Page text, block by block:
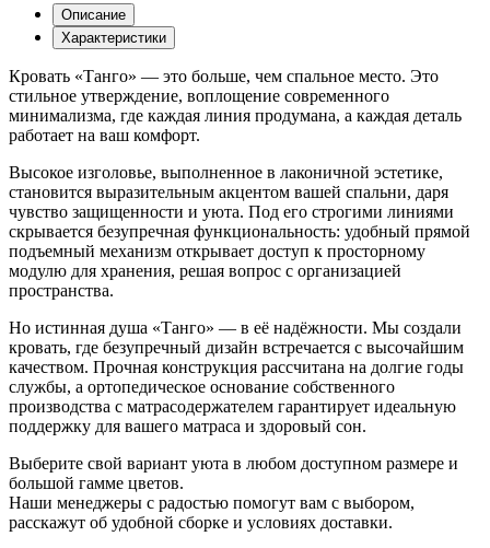
Описание
Характеристики
Кровать «Танго» — это больше, чем спальное место. Это
стильное утверждение, воплощение современного
минимализма, где каждая линия продумана, а каждая деталь
работает на ваш комфорт.
Высокое изголовье, выполненное в лаконичной эстетике,
становится выразительным акцентом вашей спальни, даря
чувство защищенности и уюта. Под его строгими линиями
скрывается безупречная функциональность: удобный прямой
подъемный механизм открывает доступ к просторному
модулю для хранения, решая вопрос с организацией
пространства.
Но истинная душа «Танго» — в её надёжности. Мы создали
кровать, где безупречный дизайн встречается с высочайшим
качеством. Прочная конструкция рассчитана на долгие годы
службы, а ортопедическое основание собственного
производства с матрасодержателем гарантирует идеальную
поддержку для вашего матраса и здоровый сон.
Выберите свой вариант уюта в любом доступном размере и
большой гамме цветов.
Наши менеджеры с радостью помогут вам с выбором,
расскажут об удобной сборке и условиях доставки.